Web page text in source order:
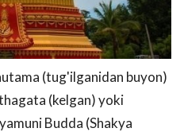
(tug'ilganidan buyon)
(kelgan) yoki
Budda (Shakya